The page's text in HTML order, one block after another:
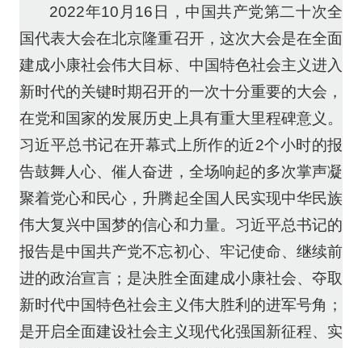
2022年10月16日，中国共产党第二十次全
国代表大会在北京隆重召开，这次大会是在全面
建成小康社会伟大目标、中国特色社会主义进入
新时代的关键时期召开的一次十分重要的大会，
在党和国家的发展历史上具有重大里程碑意义。
习近平总书记在开幕式上所作的近2个小时的报
告鼓舞人心、催人奋进，全场响起的多次掌声凝
聚着党心和民心，升腾起全国人民实现中华民族
伟大复兴中国梦的信心和力量。习近平总书记的
报告是中国共产党不忘初心、牢记使命、继续前
进的政治宣言；是决胜全面建成小康社会、夺取
新时代中国特色社会主义伟大胜利的进军号角；
是开启全面建设社会主义现代化强国新征程、实